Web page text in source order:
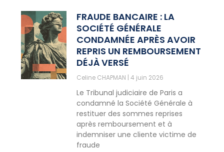
FRAUDE BANCAIRE : LA
SOCIÉTÉ GÉNÉRALE
CONDAMNÉE APRÈS AVOIR
REPRIS UN REMBOURSEMENT
DÉJÀ VERSÉ
Celine CHAPMAN 4 juin 2026
Le Tribunal judiciaire de Paris a
condamné la Société Générale à
restituer des sommes reprises
après remboursement et à
indemniser une cliente victime de
fraude